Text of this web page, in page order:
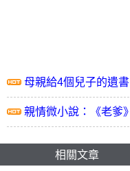
母親給4個兒子的遺書
親情微小說：《老爹》
相關文章